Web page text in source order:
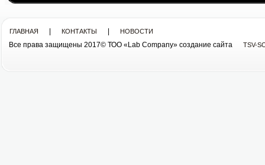
ГЛАВНАЯ КОНТАКТЫ НОВОСТИ
Все права защищены 2017© ТОО «Lab Company» cоздание сайта TSV-